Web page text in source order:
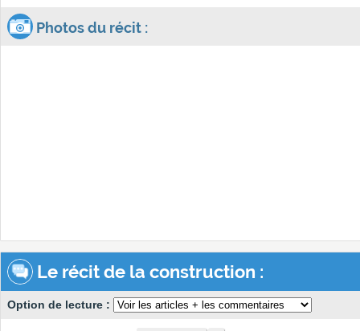
Photos du récit :
Le récit de la construction :
Option de lecture :